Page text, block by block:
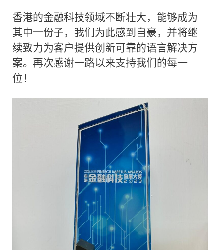
香港的金融科技领域不断壮大，能够成为
其中一份子，我们为此感到自豪，并将继
续致力为客户提供创新可靠的语言解决方
案。再次感谢一路以来支持我们的每一
位！